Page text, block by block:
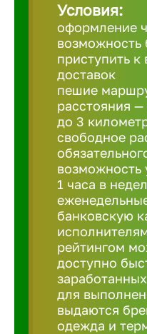
Условия:
оформление
возможность
приступить
доставок
пешие
расстояния
до 3
свободное
возможность
1 часа в
банковскую
рейтингом
доступно
для
выдаются
одежда и